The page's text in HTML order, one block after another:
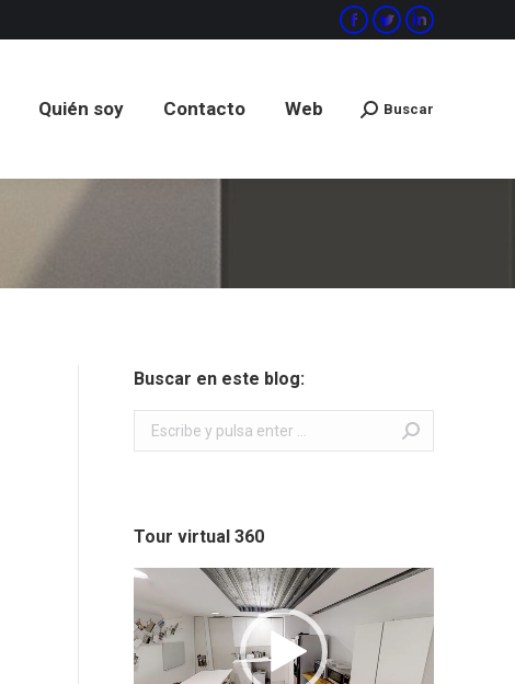
Facebook
TwitterLinkedin
Quién soy Contacto Web Buscar:
Buscar
Buscar en este blog:
Buscar:
Tour virtual 360
Reproductor
vídeo
Quién soy Contacto Web Buscar:
Buscar